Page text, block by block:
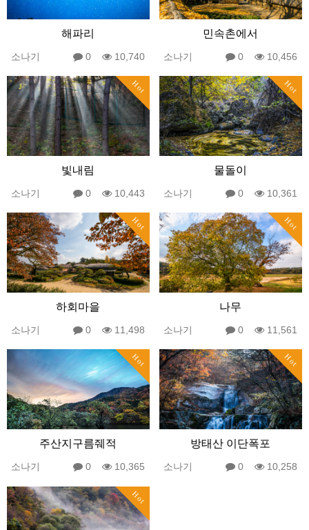
해파리
소나기 0 10,740
민속촌에서
소나기 0 10,456
Hot
빛내림
소나기 0 10,443
Hot
물돌이
소나기 0 10,361
Hot
하회마을
소나기 0 11,498
Hot
나무
소나기 0 11,561
Hot
주산지구름줴적
소나기 0 10,365
Hot
방태산 이단폭포
소나기 0 10,258
Hot